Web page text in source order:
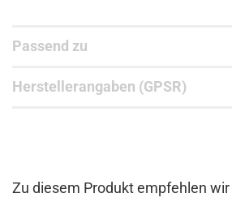
Passend zu
Herstellerangaben (GPSR)
Zu diesem Produkt empfehlen wir